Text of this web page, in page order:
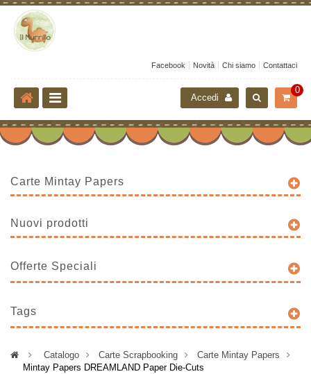
Facebook Novità Chi siamo Contattaci
0
Accedi
Carte Mintay Papers
Nuovi prodotti
Offerte Speciali
Tags
> Catalogo > Carte Scrapbooking >
Carte Mintay Papers
Mintay Papers DREAMLAND Paper Die-Cuts